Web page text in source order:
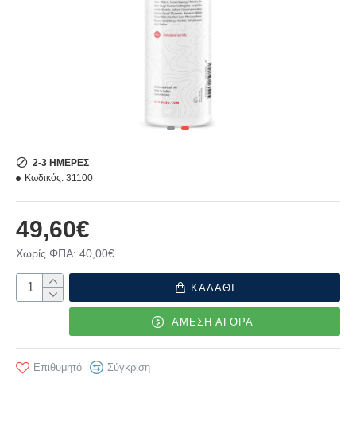
49,60€
Χωρίς ΦΠΑ: 40,00€
2-3 ΗΜΈΡΕΣ
Κωδικός: 31100
ΚΑΛΑΘΙ
ΑΜΕΣΗ ΑΓΟΡΑ
Επιθυμητό Σύγκριση